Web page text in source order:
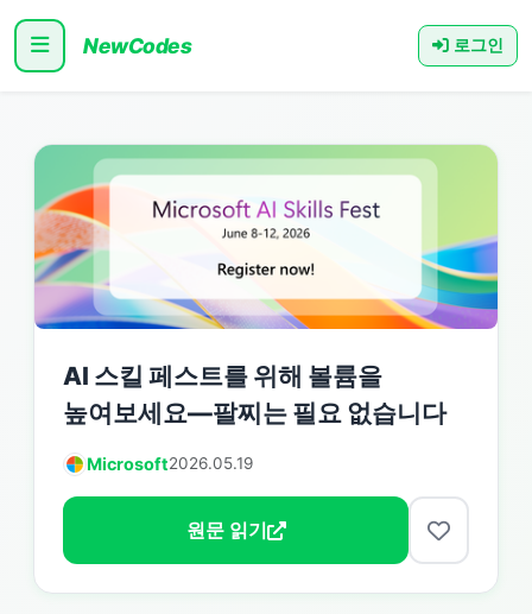
NewCodes 로그인
AI 스킬 페스트를 위해 볼륨을
높여보세요—팔찌는 필요 없습니다
Microsoft2026.05.19
원문 읽기